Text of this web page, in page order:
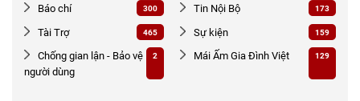
Báo chí 300 Tin Nội Bộ 173
Tài Trợ 465 Sự kiện 159
Chống gian lận - Bảo vệ
người dùng
2 Mái Ấm Gia Đình Việt 129